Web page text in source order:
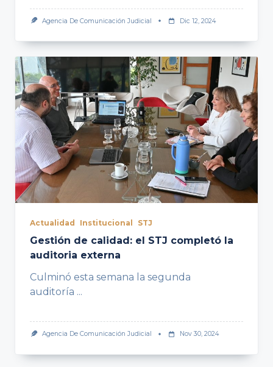
Agencia De Comunicación Judicial Dic 12, 2024
Actualidad Institucional STJ
Gestión de calidad: el STJ completó la
auditoria externa
Culminó esta semana la segunda
auditoría ...
Agencia De Comunicación Judicial Nov 30, 2024